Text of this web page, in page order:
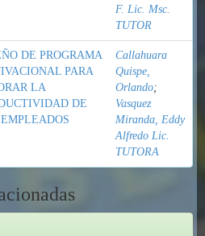
F. Lic. Msc.
TUTOR
DE PROGRAMA
PARA
LA
DE
Callahuara
Quispe,
Orlando;
Vasquez
Miranda, Eddy
Alfredo Lic.
TUTORA